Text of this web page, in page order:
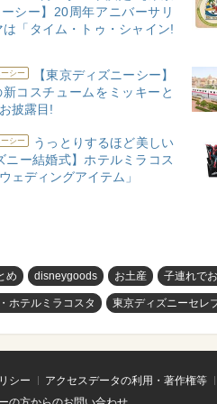
シー】20周年アニバーサリ
は「タイム・トゥ・シャイン!
シー
【東京ディズニーシー】
コスチュームをミッキーと
披露目!
シー
うっとりするほど美しい
ニー結婚式】ホテルミラコス
ェディングアイテム」
め disneygoods お土産 子連れで
ホテルミラコスタ 東京ディズニーセレ
シー アクセスデータの利用・著作権等